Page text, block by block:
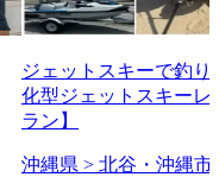
ジェットスキーで釣り
化型ジェットスキーレ
ラン】
沖縄県 > 北谷・沖縄市